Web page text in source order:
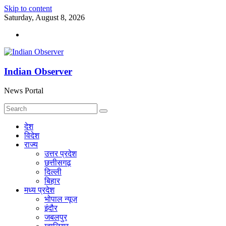
Skip to content
Saturday, August 8, 2026
Indian Observer
News Portal
देश
विदेश
राज्य
उत्तर प्रदेश
छत्तीसगढ़
दिल्ली
बिहार
मध्य प्रदेश
भोपाल न्यूज़
इंदौर
जबलपुर